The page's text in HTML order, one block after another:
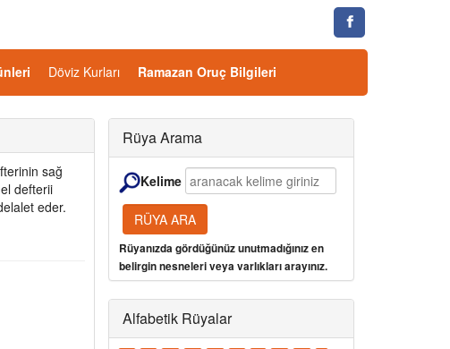
Döviz Kurları Ramazan Oruç Bilgileri
sağ
defterii
eder.
Rüya Arama
Kelime
Rüyanızda gördüğünüz unutmadığınız en
belirgin nesneleri veya varlıkları arayınız.
Alfabetik Rüyalar